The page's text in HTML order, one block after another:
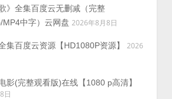
》全集百度云无删减（完整
MP4中字）云网盘 2026年8月8日
集百度云资源【HD1080P资源】
2026
影(完整观看版)在线【1080 p高清】
日